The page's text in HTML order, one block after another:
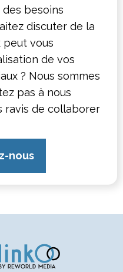
des besoins
discuter de la
peut vous
de vos
? Nous sommes
pas à nous
ravis de collaborer
nous